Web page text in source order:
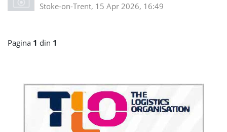
Stoke-on-Trent, 15 Apr 2026, 16:49
Pagina 1 din 1